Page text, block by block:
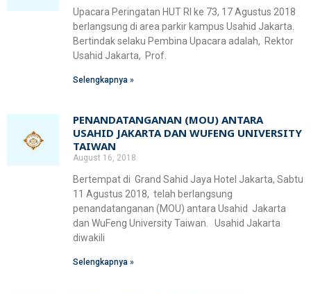
Sekolah Pascasarjana
Doktoral Ilmu Komunikasi
Magister Hukum
Magister Manajemen Lingkungan
ALUMNI MBKM
Mon - Fri: 9:00 - 18:30
JadiPeople
Upacara Peringatan HUT RI ke 73, 17 Agustus 2018
berlangsung di area parkir kampus Usahid Jakarta.
Bertindak selaku Pembina Upacara adalah, Rektor
Usahid Jakarta, Prof.
Selengkapnya »
PENANDATANGANAN (MOU) ANTARA
USAHID JAKARTA DAN WUFENG UNIVERSITY
TAIWAN
August 16, 2018
Bertempat di Grand Sahid Jaya Hotel Jakarta, Sabtu
11 Agustus 2018, telah berlangsung
penandatanganan (MOU) antara Usahid Jakarta
dan WuFeng University Taiwan. Usahid Jakarta
diwakili
Selengkapnya »